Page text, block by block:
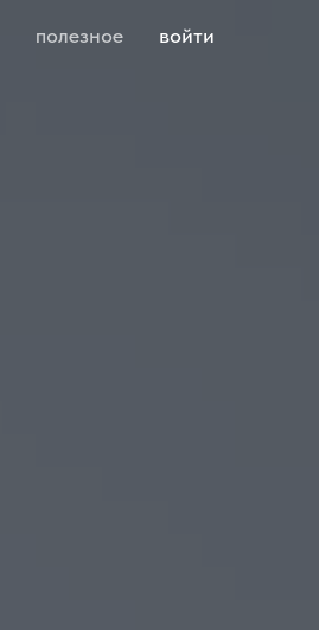
полезное войти